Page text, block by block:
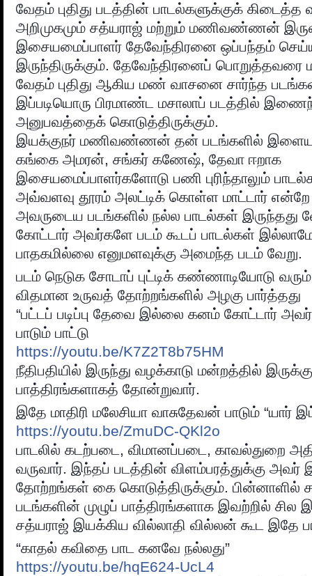
வேதம் புதிது படத்தின் பாடல்களுக்குக் கிடைத்த
அறிமுகமும் சத்யராஜ் மற்றும் மணிவண்ணன்
இசையமைப்பாளர் தேவேந்திரனை ஒப்பந்தம்
இருந்திருக்கும். தேவேந்திரனைப்
வேதம் புதிது ஆகிய மண் வாசனை சார்ந்த
இப்படியொரு பிரமாண்ட மசாலாப் படத்தில்
அனுபவத்தைக் கொடுத்திருக்கும்.
இயக்குநர் மணிவண்ணன் தன் படங்களில்
கங்கை அமரன், சங்கர் கணேஷ், தேவா ஈறாக
இசையமைப்பாளர்களோடு பணி புரிந்தாலும்
அவ்வளவு தூரம் அலட்டிக் கொள்ள மாட்டார் என்றே
அவருடைய படங்களில் நல்ல பாடல்கள் இருந்தது
கோட்டார் அவர்களே படம் கூடப் பாடல்கள்
பாதகமில்லை எனுமளவுக்கு அமைந்த படம் வேறு.
படம் நெடுக சோடாப் புட்டிக் கண்ணாடியோடு
விதமான உருவத் தோற்றங்களில் அழகு பார்த்தது
“பட்டப் படிப்பு தேவை இல்லை கனம் கோட்டார்
பாடும் பாட்டு
https://youtu.be/K7Z2T8b75HM
நீதிபதியில் இருந்து வழக்காடு மன்றத்தில்
பாத்திரங்களாகத் தோன்றுவார்.
இதே மாதிரி மலேசியா வாசுதேவன் பாடும் “யார்
https://youtu.be/ZmuDC-QKl2o
பாடலில் கடற்படை, விமானப்படை, காவல்துறை
வருவார். இந்தப் படத்தின் விளம்பரத்துக்கு அவர்
தோற்றங்கள் கை கொடுத்திருக்கும். பின்னாளில்
படங்களின் முழுப் பாத்திரங்களாக இவற்றில் சில
சத்யராஜ் இயக்கிய வில்லாதி வில்லன் கூட இதே
“காதல் கவிதை பாட கனவே நல்லது”
https://youtu.be/hqE624-UcL4